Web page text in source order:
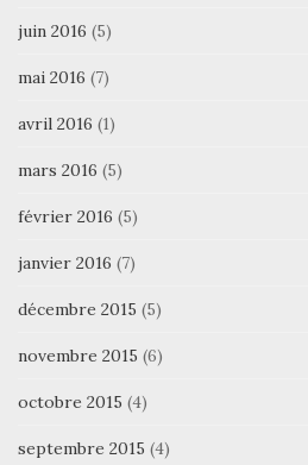
juin 2016 (5)
mai 2016 (7)
avril 2016 (1)
mars 2016 (5)
février 2016 (5)
janvier 2016 (7)
décembre 2015 (5)
novembre 2015 (6)
octobre 2015 (4)
septembre 2015 (4)